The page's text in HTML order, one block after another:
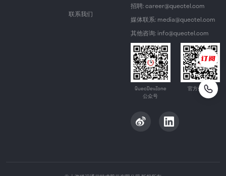
联系我们
招聘: career@quectel.com
媒体联系: media@quectel.com
其他咨询: info@quectel.com
QuecDevZone
公众号
官方公众号